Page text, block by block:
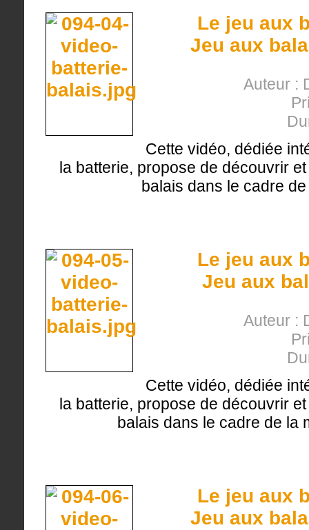
Le jeu aux
Jeu aux
Auteur :
Cette vidéo, dédiée
la batterie, propose de découvrir
balais dans le cadre
Le jeu aux
Jeu aux
Auteur :
Cette vidéo, dédiée
la batterie, propose de découvrir
balais dans le cadre de la
Le jeu aux
Jeu aux